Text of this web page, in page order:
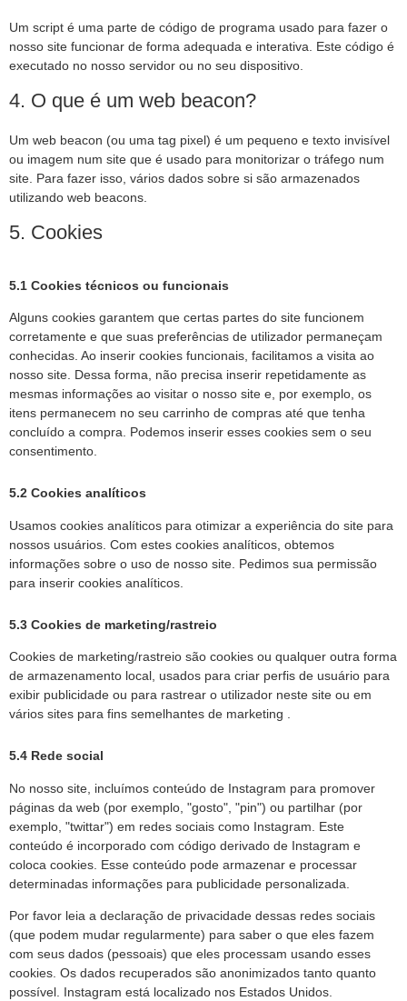
Um script é uma parte de código de programa usado para fazer o
nosso site funcionar de forma adequada e interativa. Este código é
executado no nosso servidor ou no seu dispositivo.
4. O que é um web beacon?
Um web beacon (ou uma tag pixel) é um pequeno e texto invisível
ou imagem num site que é usado para monitorizar o tráfego num
site. Para fazer isso, vários dados sobre si são armazenados
utilizando web beacons.
5. Cookies
5.1 Cookies técnicos ou funcionais
Alguns cookies garantem que certas partes do site funcionem
corretamente e que suas preferências de utilizador permaneçam
conhecidas. Ao inserir cookies funcionais, facilitamos a visita ao
nosso site. Dessa forma, não precisa inserir repetidamente as
mesmas informações ao visitar o nosso site e, por exemplo, os
itens permanecem no seu carrinho de compras até que tenha
concluído a compra. Podemos inserir esses cookies sem o seu
consentimento.
5.2 Cookies analíticos
Usamos cookies analíticos para otimizar a experiência do site para
nossos usuários. Com estes cookies analíticos, obtemos
informações sobre o uso de nosso site. Pedimos sua permissão
para inserir cookies analíticos.
5.3 Cookies de marketing/rastreio
Cookies de marketing/rastreio são cookies ou qualquer outra forma
de armazenamento local, usados para criar perfis de usuário para
exibir publicidade ou para rastrear o utilizador neste site ou em
vários sites para fins semelhantes de marketing .
5.4 Rede social
No nosso site, incluímos conteúdo de Instagram para promover
páginas da web (por exemplo, "gosto", "pin") ou partilhar (por
exemplo, "twittar") em redes sociais como Instagram. Este
conteúdo é incorporado com código derivado de Instagram e
coloca cookies. Esse conteúdo pode armazenar e processar
determinadas informações para publicidade personalizada.
Por favor leia a declaração de privacidade dessas redes sociais
(que podem mudar regularmente) para saber o que eles fazem
com seus dados (pessoais) que eles processam usando esses
cookies. Os dados recuperados são anonimizados tanto quanto
possível. Instagram está localizado nos Estados Unidos.